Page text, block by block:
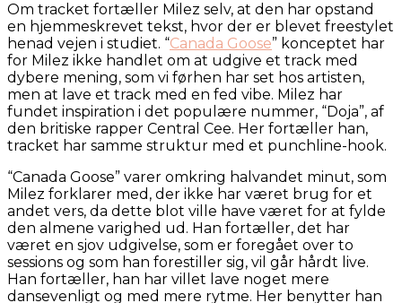
Om tracket fortæller Milez selv, at den har opstand
en hjemmeskrevet tekst, hvor der er blevet freestylet
henad vejen i studiet. “Canada Goose” konceptet har
for Milez ikke handlet om at udgive et track med
dybere mening, som vi førhen har set hos artisten,
men at lave et track med en fed vibe. Milez har
fundet inspiration i det populære nummer, “Doja”, af
den britiske rapper Central Cee. Her fortæller han,
tracket har samme struktur med et punchline-hook.
“Canada Goose” varer omkring halvandet minut, som
Milez forklarer med, der ikke har været brug for et
andet vers, da dette blot ville have været for at fylde
den almene varighed ud. Han fortæller, det har
været en sjov udgivelse, som er foregået over to
sessions og som han forestiller sig, vil går hårdt live.
Han fortæller, han har villet lave noget mere
dansevenligt og med mere rytme. Her benytter han